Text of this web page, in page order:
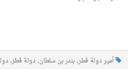
أمير دولة قطر,بندر بن سلطان,دولة قطر,